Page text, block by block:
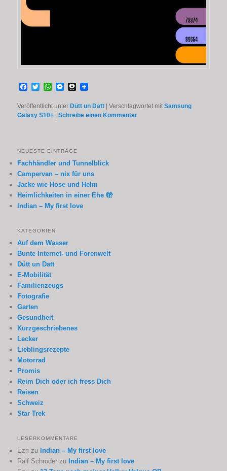
Facebook
TwitterWhatsApp
Messenger
Threema
Veröffentlicht unter Dütt un Datt |Verschlagwortet mit Samsung
Galaxy S10+ |Schreibe einen Kommentar
NEUESTE EINTRÄGE
Fachhändler und Tunnelblick
Campervan – nix für uns
Jacke wie Hose und Helm
Heimlichkeiten in einer Ehe 🫣
Indian – My first love
KATEGORIEN
Auf dem Wasser
Bunte Internet- und Forenwelt
Dütt un Datt
E-Mobilität
Familienzeugs
Fotografie
Garten
Gesundheit
Kurzgeschriebenes
Lecker
Lieblingsrezepte
Motorrad
Promis
Reim Dich oder ich fress Dich
Reisen
Schweiz
Star Trek
LESERKOMMENTARE
Ezri zu Indian – My first love
Ralf Schröder zu Indian – My first love